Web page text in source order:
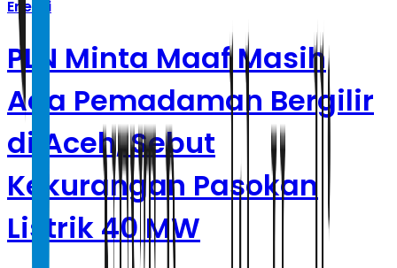
Energi
PLN Minta Maaf Masih
Ada Pemadaman Bergilir
di Aceh, Sebut
Kekurangan Pasokan
Listrik 40 MW